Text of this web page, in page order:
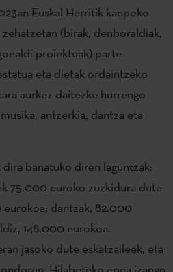
Euskal Herritik kanpoko
(birak, denboraldiak,
proiektuak) parte
eta dietak ordaintzeko
aurkez daitezke hurrengo
antzerkia, dantza eta
banatuko diren laguntzak:
75.000 euroko zuzkidura dute
dantzak, 82.000
148.000 eurokoa.
jasoko dute eskatzaileek, eta
Hilabeteko epea izango